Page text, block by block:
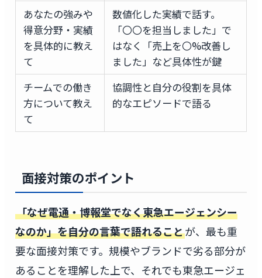
あなたの強みや
得意分野・実績
を具体的に教え
て
数値化した実績で話す。
「〇〇を担当しました」で
はなく「売上を〇%改善し
ました」など具体性が鍵
チームでの働き
方について教え
て
協調性と自分の役割を具体
的なエピソードで語る
面接対策のポイント
「なぜ電通・博報堂でなく東急エージェンシー
なのか」を自分の言葉で語れることが、最も重
要な面接対策です。規模やブランドで劣る部分が
あることを理解した上で、それでも東急エージェ